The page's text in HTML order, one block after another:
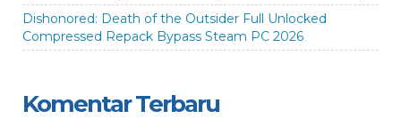
Dishonored: Death of the Outsider Full Unlocked
Compressed Repack Bypass Steam PC 2026
Komentar Terbaru